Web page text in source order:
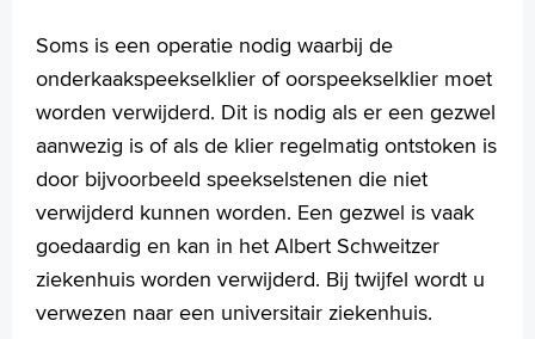
Slechthorendheid van het binnenoor
Slikproblemen
Snurken en het slaapapneusyndroom
Speekselklieren
Spraak- en taalproblemen bij kinderen
Tongriempje
Tong- en mondbranden
Tranende ogen
Onderzoek
Behandelingen
Soms is een operatie nodig waarbij de
onderkaakspeekselklier of oorspeekselklier moet
worden verwijderd. Dit is nodig als er een gezwel
aanwezig is of als de klier regelmatig ontstoken is
door bijvoorbeeld speekselstenen die niet
verwijderd kunnen worden. Een gezwel is vaak
goedaardig en kan in het Albert Schweitzer
ziekenhuis worden verwijderd. Bij twijfel wordt u
verwezen naar een universitair ziekenhuis.